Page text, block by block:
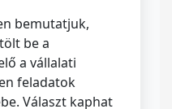
bemutatjuk,
be a
a vállalati
feladatok
Választ kaphat